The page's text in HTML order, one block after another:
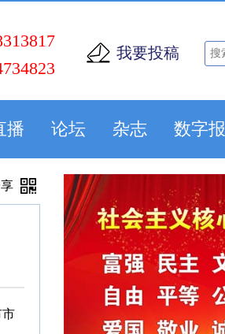
我要投稿
播 论坛 杂志 数字报
市